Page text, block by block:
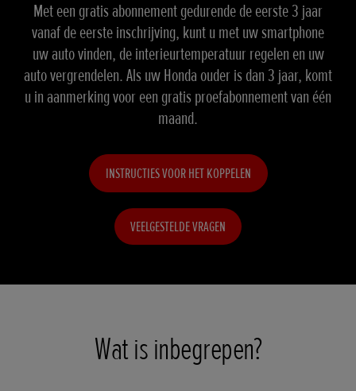
Met een gratis abonnement gedurende de eerste 3 jaar
vanaf de eerste inschrijving, kunt u met uw smartphone
uw auto vinden, de interieurtemperatuur regelen en uw
auto vergrendelen. Als uw Honda ouder is dan 3 jaar, komt
u in aanmerking voor een gratis proefabonnement van één
maand.
INSTRUCTIES VOOR HET KOPPELEN
VEELGESTELDE VRAGEN
Wat is inbegrepen?